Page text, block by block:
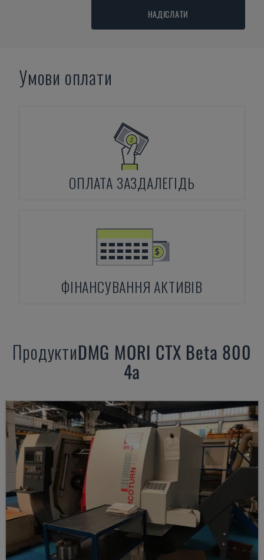
НАДІСЛАТИ
Умови оплати
ОПЛАТА ЗАЗДАЛЕГІДЬ
ФІНАНСУВАННЯ АКТИВІВ
ПродуктиDMG MORI CTX Beta 800
4a